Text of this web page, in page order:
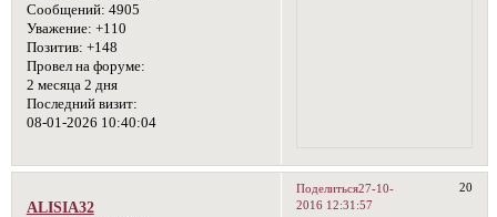
Сообщений: 4905
Уважение: +110
Позитив: +148
Провел на форуме:
2 месяца 2 дня
Последний визит:
08-01-2026 10:40:04
Поделиться 20
27-10-
2016 12:31:57
ALISIA32